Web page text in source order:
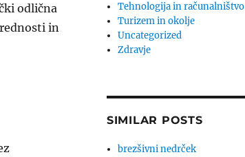
odlična
in
Tehnologija in računalništvo
Turizem in okolje
Uncategorized
Zdravje
SIMILAR POSTS
brezšivni nedrček